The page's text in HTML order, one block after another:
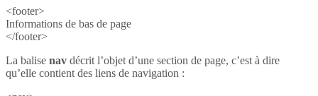
<footer>
Informations de bas de page
</footer>
La balise nav décrit l’objet d’une section de page, c’est à dire
qu’elle contient des liens de navigation :